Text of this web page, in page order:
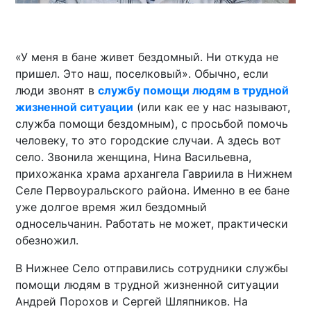
«У меня в бане живет бездомный. Ни откуда не
пришел. Это наш, поселковый». Обычно, если
люди звонят вслужбу помощи людям в трудной
жизненной ситуации (или как ее у нас называют,
служба помощи бездомным), с просьбой помочь
человеку, то это городские случаи. А здесь вот
село. Звонила женщина, Нина Васильевна,
прихожанка храма архангела Гавриила в Нижнем
Селе Первоуральского района. Именно в ее бане
уже долгое время жил бездомный
односельчанин. Работать не может, практически
обезножил.
В Нижнее Село отправились сотрудники службы
помощи людям в трудной жизненной ситуации
Андрей Порохов и Сергей Шляпников. На